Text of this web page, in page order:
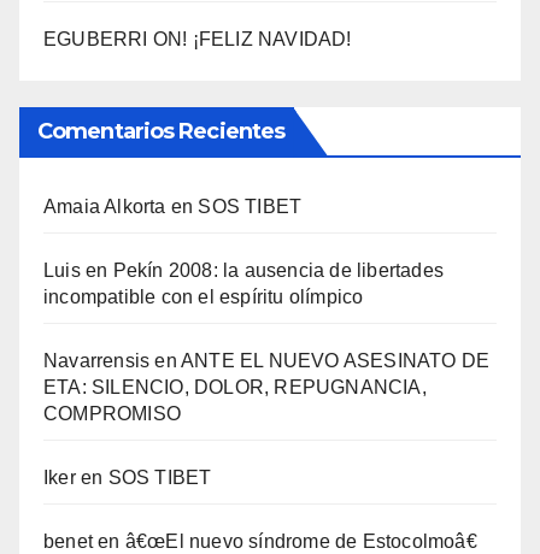
EGUBERRI ON! ¡FELIZ NAVIDAD!
Comentarios Recientes
Amaia Alkorta en SOS TIBET
Luisen Pekí­n 2008: la ausencia de libertades
incompatible con el espí­ritu olí­mpico
Navarrensis enANTE EL NUEVO ASESINATO DE
ETA: SILENCIO, DOLOR, REPUGNANCIA,
COMPROMISO
Ikeren SOS TIBET
beneten â€œEl nuevo sí­ndrome de Estocolmoâ€